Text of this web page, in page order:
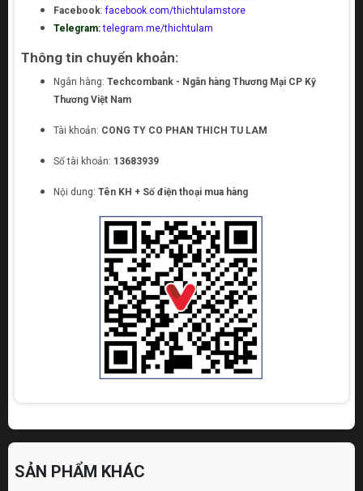
Facebook:facebook.com/thichtulamstore
Telegram: telegram.me/thichtulam
Thông tin chuyển khoản:
Ngân hàng: Techcombank - Ngân hàng Thương Mại CP Kỹ
Thương Việt Nam
Tài khoản: CONG TY CO PHAN THICH TU LAM
Số tài khoản: 13683939
Nội dung: Tên KH + Số điện thoại mua hàng
SẢN PHẨM KHÁC